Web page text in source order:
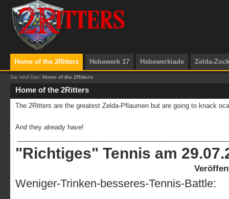
Home of the 2Ritters Hebewerk 17 Hebewerkiade Zelda-
Sie sind hier: Home of the 2Ritters
Home of the 2Ritters
The 2Ritters are the greatest Zelda-Pflaumen but are going to knack
And they already have!
"Richtiges" Tennis am
Weniger-Trinken-besseres-Tennis-Battle: